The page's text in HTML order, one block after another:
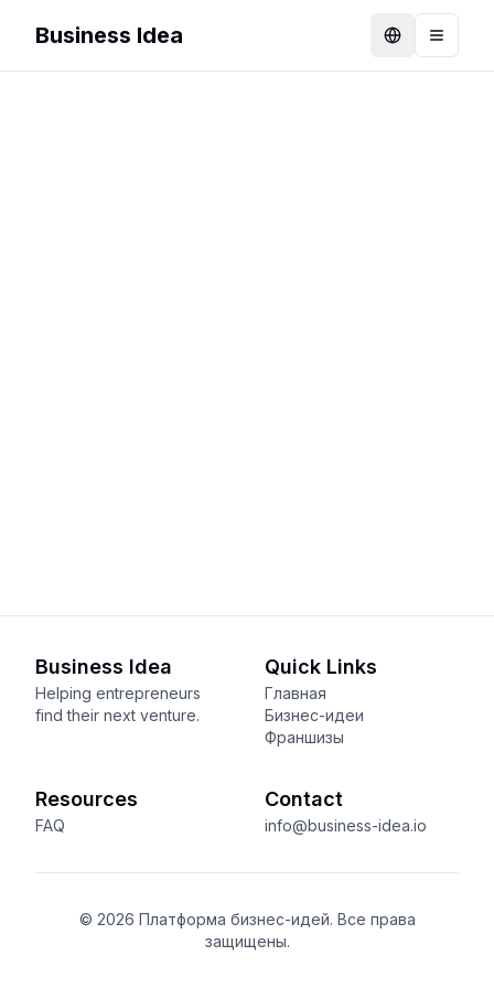
Business Idea LanguageToggle
Business Idea
Helping entrepreneurs
find their next venture.
Quick Links
Главная
Бизнес-идеи
Франшизы
Resources
FAQ
Contact
info@business-idea.io
© 2026 Платформа бизнес-идей. Все права
защищены.